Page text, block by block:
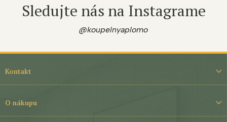
Sledujte nás na Instagrame
@koupelnyaplomo
i
Kontakt
O nákupu